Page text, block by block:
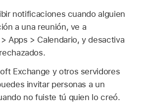
notificaciones cuando alguien
a una reunión, ve a
> Apps > Calendario, y desactiva
Exchange y otros servidores
invitar personas a un
no fuiste tú quien lo creó.